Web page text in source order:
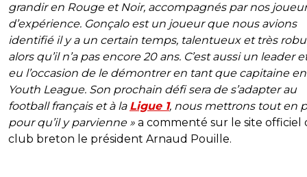
grandir en Rouge et Noir, accompagnés par nos
d’expérience. Gonçalo est un joueur que nous avions
identifié il y a un certain temps, talentueux et très
alors qu’il n’a pas encore 20 ans. C’est aussi un leader
eu l’occasion de le démontrer en tant que capitaine en
Youth League. Son prochain défi sera de s’adapter au
football français et à la Ligue 1, nous mettrons tout en
pour qu’il y parvienne » a commenté sur le site officiel
club breton le président Arnaud Pouille.